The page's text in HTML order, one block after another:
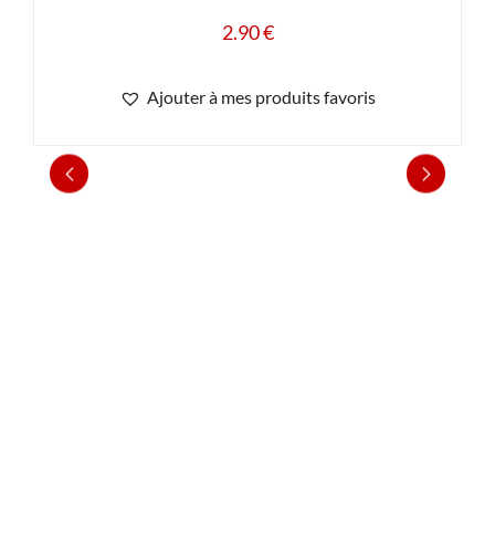
2.90€
Ajouter à mes produits favoris